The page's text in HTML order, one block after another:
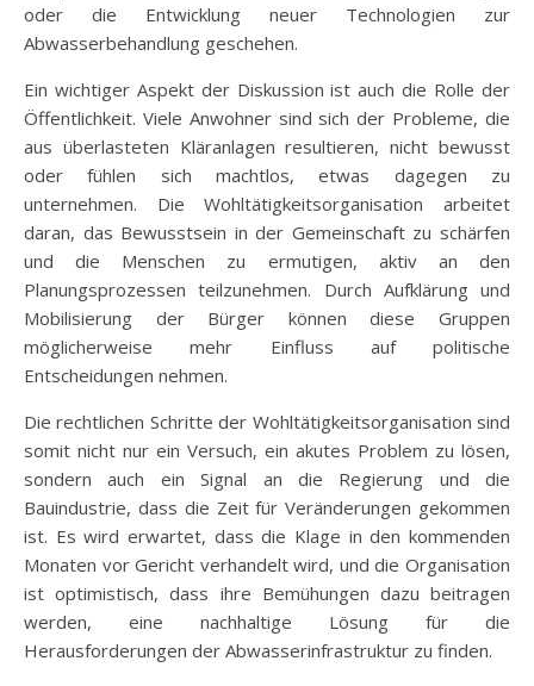
oder die Entwicklung neuer Technologien zur
Abwasserbehandlung geschehen.
Ein wichtiger Aspekt der Diskussion ist auch die Rolle der
Öffentlichkeit. Viele Anwohner sind sich der Probleme, die
aus überlasteten Kläranlagen resultieren, nicht bewusst
oder fühlen sich machtlos, etwas dagegen zu
unternehmen. Die Wohltätigkeitsorganisation arbeitet
daran, das Bewusstsein in der Gemeinschaft zu schärfen
und die Menschen zu ermutigen, aktiv an den
Planungsprozessen teilzunehmen. Durch Aufklärung und
Mobilisierung der Bürger können diese Gruppen
möglicherweise mehr Einfluss auf politische
Entscheidungen nehmen.
Die rechtlichen Schritte der Wohltätigkeitsorganisation sind
somit nicht nur ein Versuch, ein akutes Problem zu lösen,
sondern auch ein Signal an die Regierung und die
Bauindustrie, dass die Zeit für Veränderungen gekommen
ist. Es wird erwartet, dass die Klage in den kommenden
Monaten vor Gericht verhandelt wird, und die Organisation
ist optimistisch, dass ihre Bemühungen dazu beitragen
werden, eine nachhaltige Lösung für die
Herausforderungen der Abwasserinfrastruktur zu finden.